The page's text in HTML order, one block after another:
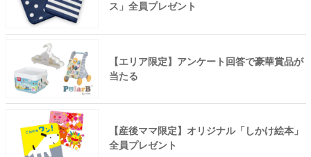
ス」全員プレゼント
【エリア限定】アンケート回答で豪華賞品が
当たる
【産後ママ限定】オリジナル「しかけ絵本」
全員プレゼント